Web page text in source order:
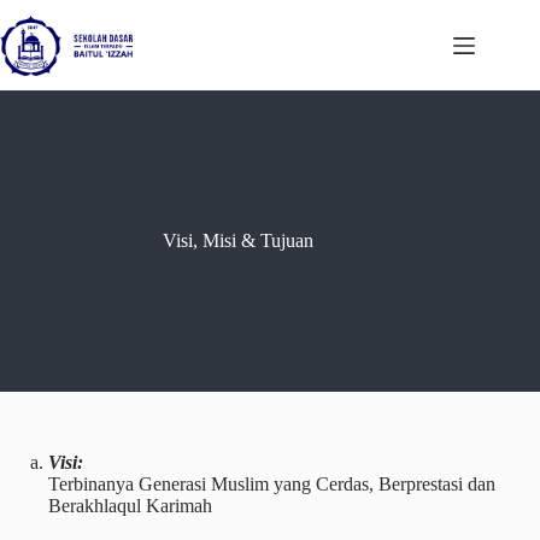
to
content
Visi, Misi & Tujuan
Visi:
Terbinanya Generasi Muslim yang Cerdas, Berprestasi dan
Berakhlaqul Karimah